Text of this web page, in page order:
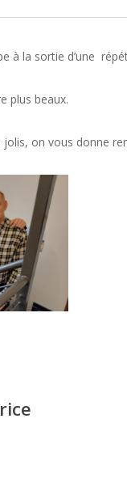
à la sortie d’une
plus beaux.
on vous donne